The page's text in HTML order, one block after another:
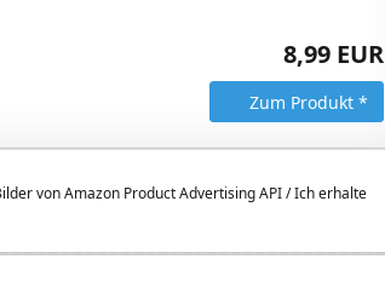
8,99 EUR
Zum Produkt *
von Amazon Product Advertising API / Ich erhalte